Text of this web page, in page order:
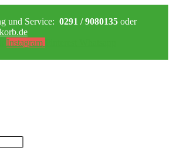
und Service: 0291 / 9080135 oder
Instagram